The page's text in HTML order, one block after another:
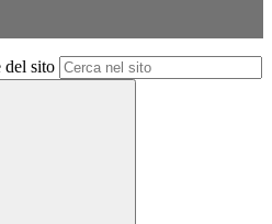
del sito